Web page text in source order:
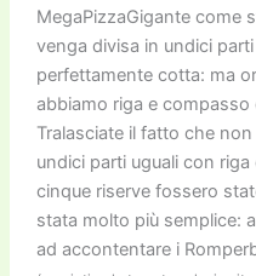
MegaPizzaGigante come
venga divisa in undici
perfettamente cotta: ma
abbiamo riga e compasso
Tralasciate il fatto che
undici parti uguali con
cinque riserve fossero
stata molto più semplice:
ad accontentare i